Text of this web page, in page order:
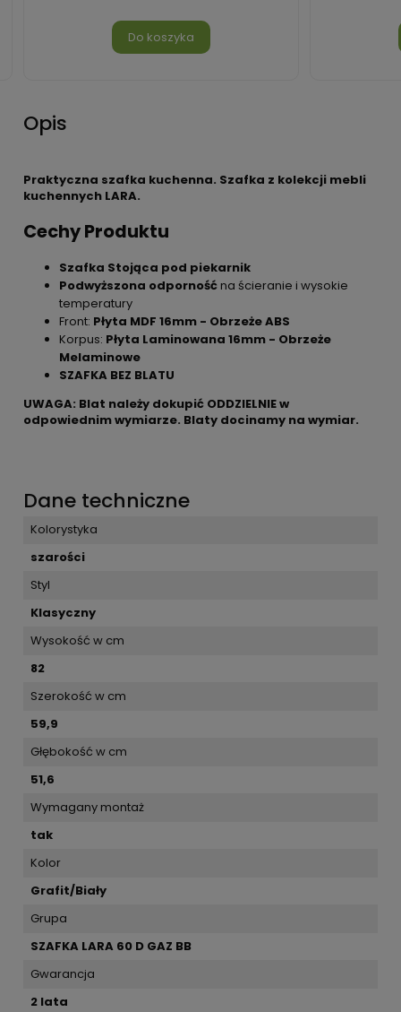
Do koszyka
Opis
Praktyczna szafka kuchenna. Szafka z kolekcji mebli
kuchennych LARA.
Cechy Produktu
Szafka Stojąca pod piekarnik
Podwyższona odporność na ścieranie i wysokie
temperatury
Front: Płyta MDF 16mm - Obrzeże ABS
Korpus: Płyta Laminowana 16mm - Obrzeże
Melaminowe
SZAFKA BEZ BLATU
UWAGA: Blat należy dokupić ODDZIELNIE w
odpowiednim wymiarze. Blaty docinamy na wymiar.
Dane techniczne
Kolorystyka
szarości
Styl
Klasyczny
Wysokość w cm
82
Szerokość w cm
59,9
Głębokość w cm
51,6
Wymagany montaż
tak
Kolor
Grafit/Biały
Grupa
SZAFKA LARA 60 D GAZ BB
Gwarancja
2 lata